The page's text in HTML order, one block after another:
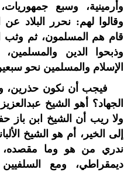
وأرمينية، وسبع
وقالوا لهم: نحرر البلاد
قام هم المسلمون، ثم وثب
وذبحوا الدين والمسلمين،
الإسلام والمسلمين نحو
فيجب أن نكون حذرين،
الجهاد؟ أهو الشيخ
ولا ريب أن الشيخ ابن باز
إلى الخير، أم هو الشيخ
ندري من هو وما مقصده،
ديمقراطي، ومع